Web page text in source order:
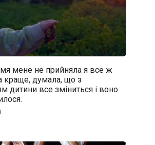
мене не прийняла я все ж
краще, думала, що з
дитини все зміниться і воно